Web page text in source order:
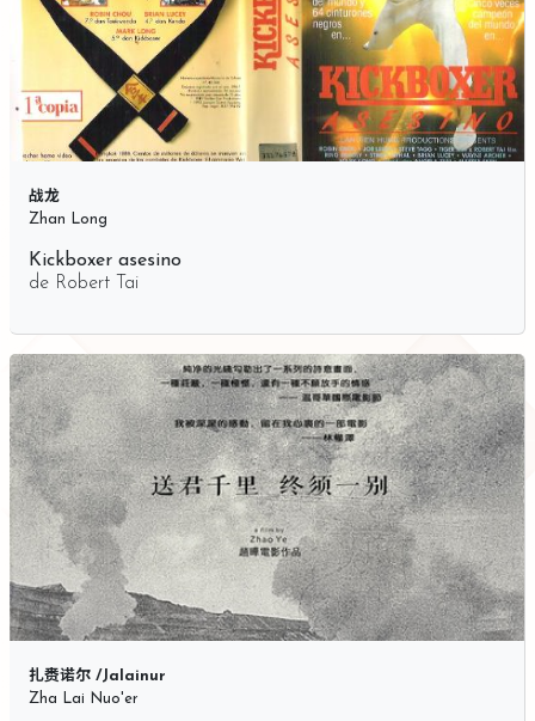
战龙
Zhan Long
Kickboxer asesino
de Robert Tai
扎赉诺尔 /Jalainur
Zha Lai Nuo'er